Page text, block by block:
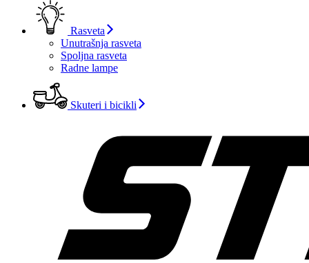
Rasveta
Unutrašnja rasveta
Spoljna rasveta
Radne lampe
Skuteri i bicikli